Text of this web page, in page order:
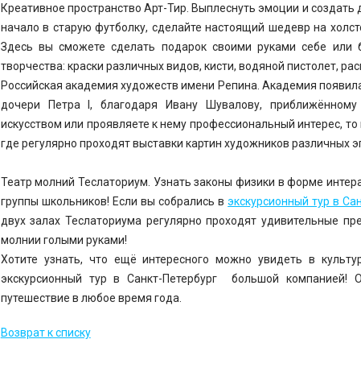
Креативное пространство Арт-Тир. Выплеснуть эмоции и
начало в старую футболку, сделайте настоящий шедевр на
Здесь вы сможете сделать подарок своими руками себе или
творчества: краски различных видов, кисти, водяной пистолет,
Российская академия художеств имени Репина. Академия
дочери Петра I, благодаря Ивану Шувалову,
искусством или проявляете к нему профессиональный интерес,
где регулярно проходят выставки картин художников различных
Театр молний Теслаториум. Узнать законы физики в форме
группы школьников! Если вы собрались вэкскурсионный тур в
двух залах Теслаториума регулярно проходят удивительные
молнии голыми руками!
Хотите узнать, что ещё интересного можно увидеть в
экскурсионный тур в Санкт-Петербург большой
путешествие в любое время года.
Возврат к списку